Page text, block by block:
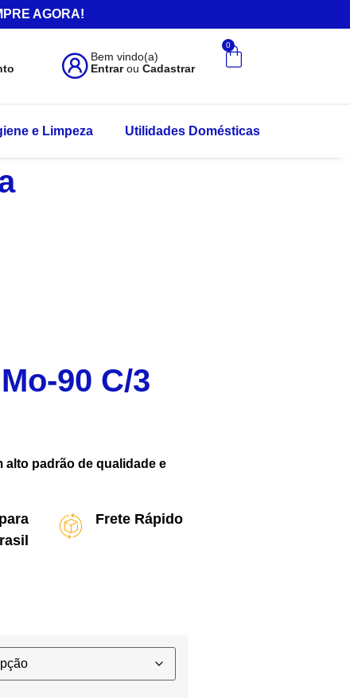
AGORA!
Bem vindo(a)
EntrarouCadastrar
0
e Limpeza Utilidades Domésticas
90 C/3
alto padrão de qualidade e
Frete Rápido